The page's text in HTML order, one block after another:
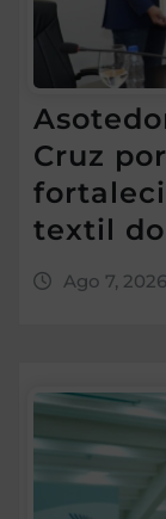
Cruz
textil
Ago 7, 2026